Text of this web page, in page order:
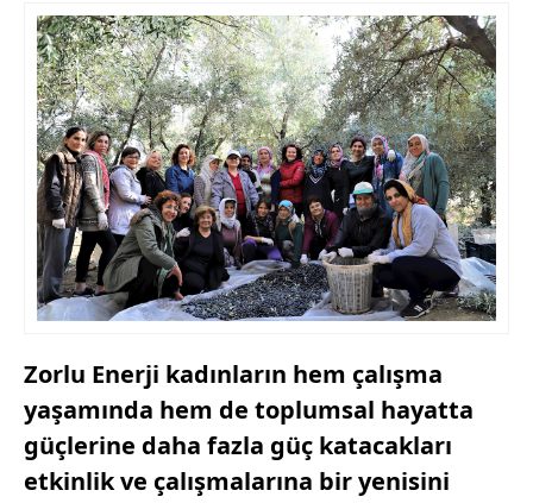
Zorlu Enerji kadınların hem çalışma
yaşamında hem de toplumsal hayatta
güçlerine daha fazla güç katacakları
etkinlik ve çalışmalarına bir yenisini